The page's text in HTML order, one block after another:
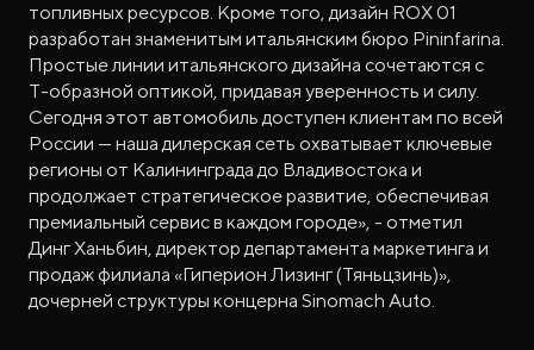
топливных ресурсов. Кроме того, дизайн ROX 01
разработан знаменитым итальянским бюро Pininfarina.
Простые линии итальянского дизайна сочетаются с
T-образной оптикой, придавая уверенность и силу.
Сегодня этот автомобиль доступен клиентам по всей
России — наша дилерская сеть охватывает ключевые
регионы от Калининграда до Владивостока и
продолжает стратегическое развитие, обеспечивая
премиальный сервис в каждом городе», - отметил
Динг Ханьбин, директор департамента маркетинга и
продаж филиала «Гиперион Лизинг (Тяньцзинь)»,
дочерней структуры концерна Sinomach Auto.